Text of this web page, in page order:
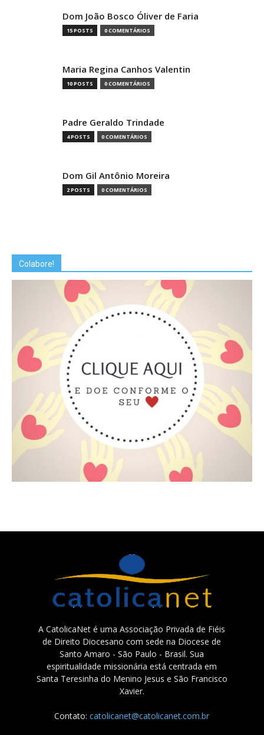
Dom João Bosco Óliver de Faria
15 POSTS 0 COMENTÁRIOS
Maria Regina Canhos Valentin
10 POSTS 0 COMENTÁRIOS
Padre Geraldo Trindade
4 POSTS 0 COMENTÁRIOS
Dom Gil Antônio Moreira
2 POSTS 0 COMENTÁRIOS
Colabore!
A CatolicaNet é uma Associação Privada de Fiéis
de Direito Diocesano com sede na Diocese de
Santo Amaro - São Paulo - Brasil. Sua
espiritualidade missionária está centrada em
Santa Teresinha do Menino Jesus e São Francisco
Xavier.
Contato:catolicanet@catolicanet.com.br